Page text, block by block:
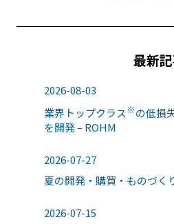
最新
2026-08-03
業界トップクラス※の低損
を開発 – ROHM
2026-07-27
夏の開発・購買・ものづく
2026-07-15